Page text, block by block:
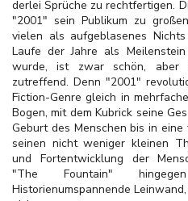
derlei Sprüche zu rechtfertigen.
"2001" sein Publikum zu
vielen als aufgeblasenes
Laufe der Jahre als
wurde, ist zwar schön, aber
zutreffend. Denn "2001"
Fiction-Genre gleich in
Bogen, mit dem Kubrick seine
Geburt des Menschen bis in
seinen nicht weniger kleinen
und Fortentwicklung der
"The Fountain"
Historienumspannende